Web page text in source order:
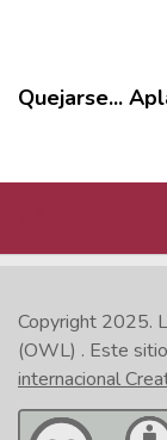
Quejarse...
Copyright 2025.
(OWL) . Este
internacional